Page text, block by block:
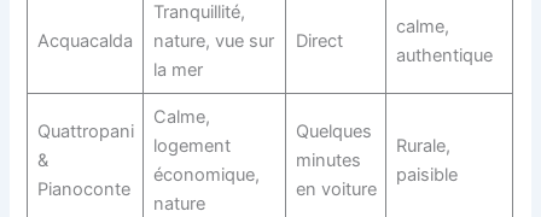
Acquacalda
Tranquillité,
nature, vue sur
la mer
Direct
calme,
authentique
Quattropani
&
Pianoconte
Calme,
logement
économique,
nature
Quelques
minutes
en voiture
Rurale,
paisible